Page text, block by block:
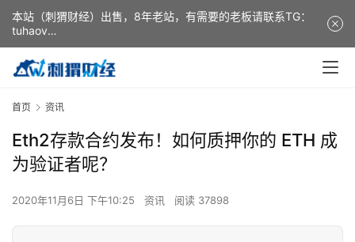
首页 资讯
Eth2存款合约发布！如何质押你的 ETH 成
为验证者呢？
2020年11月6日 下午10:25 资讯 阅读 37898
本站（刺猬财经）出售，8年老站，有需要的老板请联系TG：
tuhaov
This website (ciweicaijing) is for sale. It is a 8-year-old
website. If you need it, please contact TG: tuhaov